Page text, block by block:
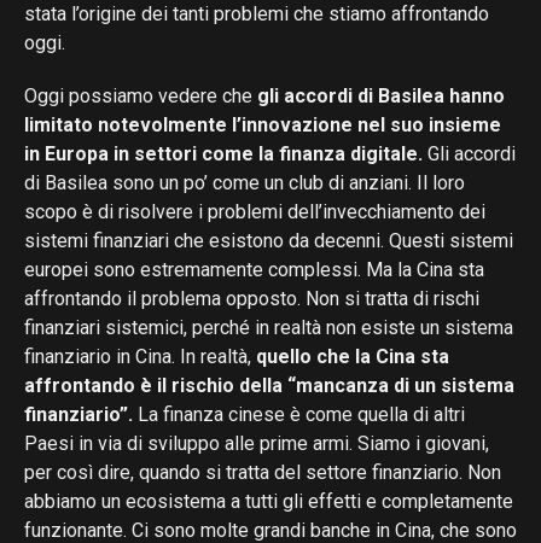
stata l’origine dei tanti problemi che stiamo affrontando
oggi.
Oggi possiamo vedere che gli accordi di Basilea hanno
limitato notevolmente l’innovazione nel suo insieme
in Europa in settori come la finanza digitale. Gli accordi
di Basilea sono un po’ come un club di anziani. Il loro
scopo è di risolvere i problemi dell’invecchiamento dei
sistemi finanziari che esistono da decenni. Questi sistemi
europei sono estremamente complessi. Ma la Cina sta
affrontando il problema opposto. Non si tratta di rischi
finanziari sistemici, perché in realtà non esiste un sistema
finanziario in Cina. In realtà, quello che la Cina sta
affrontando è il rischio della “mancanza di un sistema
finanziario”. La finanza cinese è come quella di altri
Paesi in via di sviluppo alle prime armi. Siamo i giovani,
per così dire, quando si tratta del settore finanziario. Non
abbiamo un ecosistema a tutti gli effetti e completamente
funzionante. Ci sono molte grandi banche in Cina, che sono